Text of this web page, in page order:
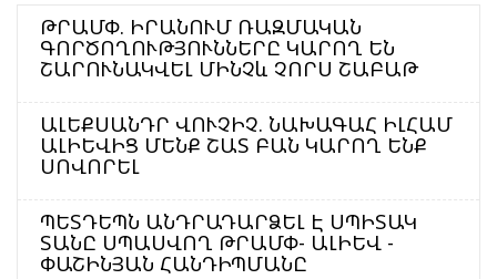
ԹՐԱՄՓ. ԻՐԱՆՈՒՄ ՌԱԶՄԱԿԱՆ
ԳՈՐԾՈՂՈՒԹՅՈՒՆՆԵՐԸ ԿԱՐՈՂ ԵՆ
ՇԱՐՈՒՆԱԿՎԵԼ ՄԻՆՉև ՉՈՐՍ ՇԱԲԱԹ
ԱԼԵՔՍԱՆԴՐ ՎՈՒՉԻՉ. ՆԱԽԱԳԱՀ ԻԼՀԱՄ
ԱԼԻԵՎԻՑ ՄԵՆՔ ՇԱՏ ԲԱՆ ԿԱՐՈՂ ԵՆՔ
ՍՈՎՈՐԵԼ
ՊԵՏԴԵՊՆ ԱՆԴՐԱԴԱՐՁԵԼ Է ՍՊԻՏԱԿ
ՏԱՆԸ ՍՊԱՍՎՈՂ ԹՐԱՄՓ- ԱԼԻԵՎ -
ՓԱՇԻՆՅԱՆ ՀԱՆԴԻՊՄԱՆԸ